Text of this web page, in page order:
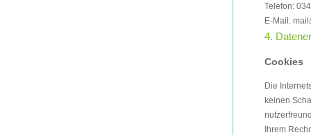
Telefon:
E-Mail:
4.
Cookies
Die
keinen
Ihrem